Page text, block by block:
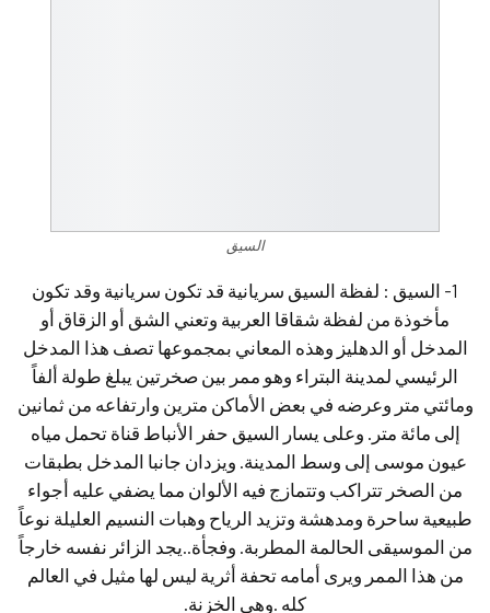
السيق
1- السيق : لفظة السيق سريانية قد تكون سريانية وقد تكون
مأخوذة من لفظة شقاقا العربية وتعني الشق أو الزقاق أو
المدخل أو الدهليز وهذه المعاني بمجموعها تصف هذا المدخل
الرئيسي لمدينة البتراء وهو ممر بين صخرتين يبلغ طولة ألفاً
ومائتي متر وعرضه في بعض الأماكن مترين وارتفاعه من ثمانين
إلى مائة متر. وعلى يسار السيق حفر الأنباط قناة تحمل مياه
عيون موسى إلى وسط المدينة. ويزدان جانبا المدخل بطبقات
من الصخر تتراكب وتتمازج فيه الألوان مما يضفي عليه أجواء
طبيعية ساحرة ومدهشة وتزيد الرياح وهبات النسيم العليلة نوعاً
من الموسيقى الحالمة المطربة. وفجأة..يجد الزائر نفسه خارجاً
من هذا الممر ويرى أمامه تحفة أثرية ليس لها مثيل في العالم
كله .وهي الخزنة.